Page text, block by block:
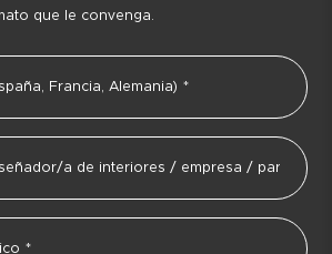
que le convenga.